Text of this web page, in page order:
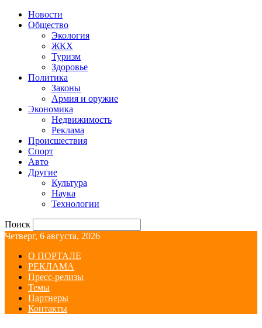
Новости
Общество
Экология
ЖКХ
Туризм
Здоровье
Политика
Законы
Армия и оружие
Экономика
Недвижимость
Реклама
Происшествия
Спорт
Авто
Другие
Культура
Наука
Технологии
Поиск
Четверг, 6 августа, 2026
О ПОРТАЛЕ
РЕКЛАМА
Пресс-релизы
Темы
Партнеры
Контакты